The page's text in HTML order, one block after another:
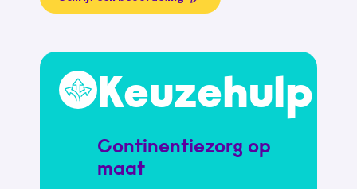
Keuzehulp
Continentiezorg op
maat